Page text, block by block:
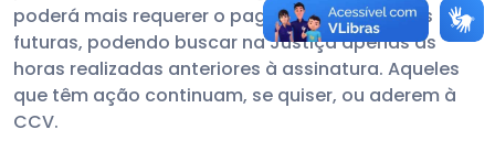
poderá mais requerer o pagamento das horas
futuras, podendo buscar na Justiça apenas as
horas realizadas anteriores à assinatura. Aqueles
que têm ação continuam, se quiser, ou aderem à
CCV.